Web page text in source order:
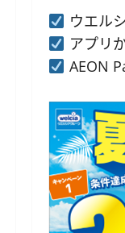
ウエル
アプリ
AEON